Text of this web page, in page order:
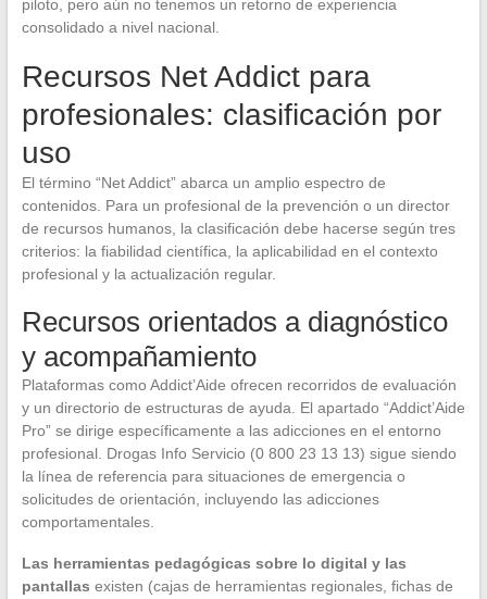
piloto, pero aún no tenemos un retorno de experiencia
consolidado a nivel nacional.
Recursos Net Addict para
profesionales: clasificación por
uso
El término “Net Addict” abarca un amplio espectro de
contenidos. Para un profesional de la prevención o un director
de recursos humanos, la clasificación debe hacerse según tres
criterios: la fiabilidad científica, la aplicabilidad en el contexto
profesional y la actualización regular.
Recursos orientados a diagnóstico
y acompañamiento
Plataformas como Addict’Aide ofrecen recorridos de evaluación
y un directorio de estructuras de ayuda. El apartado “Addict’Aide
Pro” se dirige específicamente a las adicciones en el entorno
profesional. Drogas Info Servicio (0 800 23 13 13) sigue siendo
la línea de referencia para situaciones de emergencia o
solicitudes de orientación, incluyendo las adicciones
comportamentales.
Las herramientas pedagógicas sobre lo digital y las
pantallas existen (cajas de herramientas regionales, fichas de